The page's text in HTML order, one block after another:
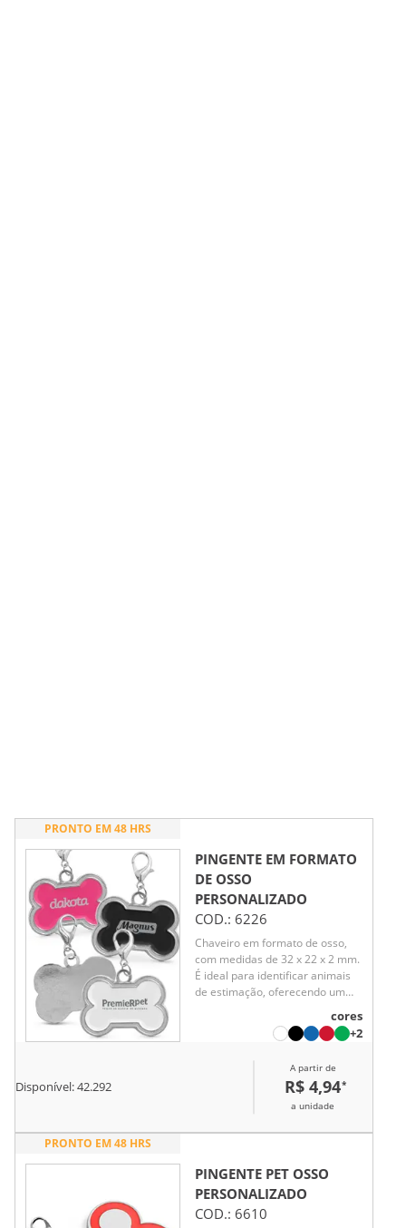
PRONTO EM 48 HRS
PINGENTE EM FORMATO
DE OSSO
PERSONALIZADO
COD.: 6226
Chaveiro em formato de osso,
com medidas de 32 x 22 x 2 mm.
É ideal para identificar animais
de estimação, oferecendo um
para personalização e fácil
reconhecimento.
cores
+2
Disponível:42.292
A partir de
R$ 4,94*
a unidade
PRONTO EM 48 HRS
PINGENTE PET OSSO
PERSONALIZADO
COD.: 6610